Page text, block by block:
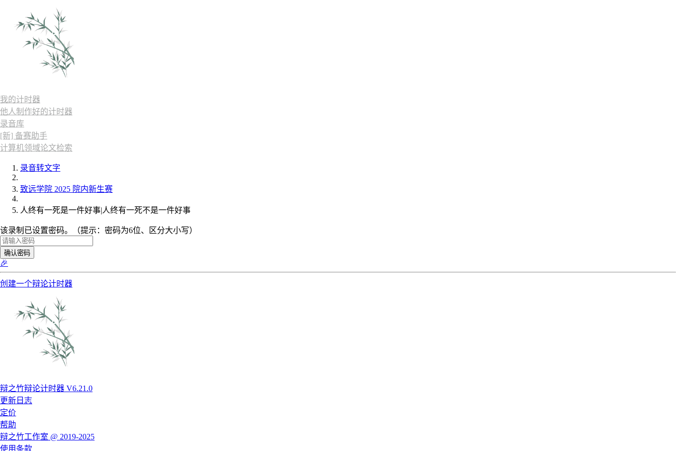
我的计时器
他人制作好的计时器
录音库
[新] 备赛助手
计算机领域论文检索
录音转文字
致远学院 2025 院内新生赛
人终有一死是一件好事|人终有一死不是一件好事
该录制已设置密码。（提示：密码为6位、区分大小写）
确认密码
🎉
创建一个辩论计时器
辩之竹辩论计时器 V6.21.0
更新日志
定价
帮助
辩之竹工作室 @ 2019-2025
使用条款